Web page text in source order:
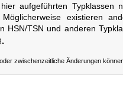
aufgeführten Typklassen
existieren
HSN/TSN und anderen
zwischenzeitliche Änderungen